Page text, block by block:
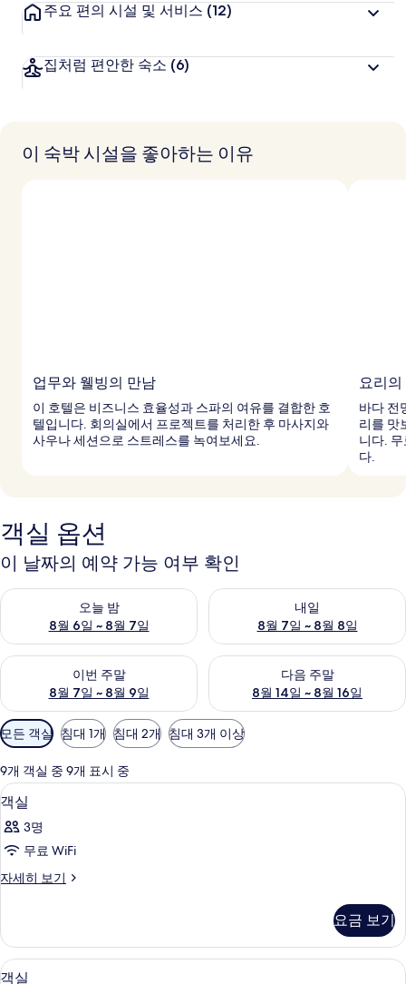
주요 편의 시설 및 서비스 (12)
집처럼 편안한 숙소 (6)
이 숙박 시설을 좋아하는 이유
업무와 웰빙의 만남
이 호텔은 비즈니스 효율성과 스파의 여유를 결합한 호
텔입니다. 회의실에서 프로젝트를 처리한 후 마사지와
사우나 세션으로 스트레스를 녹여보세요.
요리의
바다 전
리를 맛
니다.
다.
객실 옵션
이 날짜의 예약 가능 여부 확인
오늘 밤
8월 6일 ~ 8월 7일
오늘 밤 예약 가능 여부 확인, 8월 6일 ~ 8월 7일
내일
8월 7일 ~ 8월 8일
내일 예약 가능 여부 확인, 8월
이번 주말
8월 7일 ~ 8월 9일
이번 주말 예약 가능 여부 확인, 8월 7일 ~ 8월 9일
다음 주말
8월 14일 ~ 8월 16일
다음 주말 예약 가능 여부 확인,
객
실
에
사
용
가
능
필
모든 객실 침대 1개 침대 2개 침대 3개 이상
9개 객실 중 9개 표시 중
객
실
사
모
보
기
객실 내 금고, 책상, 유아용 침대, 무료
5
객실
3명
무료 WiFi
자세히 보기
객
히
보
기
요금 보기
객
객실 내 금고, 책상, 유아용 침대, 무료
7
객실